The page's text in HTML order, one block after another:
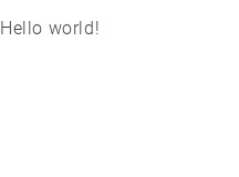
Hello world!